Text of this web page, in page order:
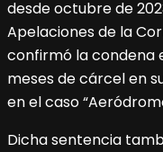
desde octubre de
Apelaciones de la
confirmó la condena
meses de cárcel en
en el caso
Dicha sentencia